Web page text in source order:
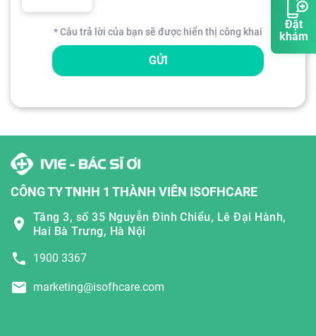
Đặt
khám
* Câu trả lời của bạn sẽ được hiển thị công khai
GỬI
CÔNG TY TNHH 1 THÀNH VIÊN ISOFHCARE
Tầng 3, số 35 Nguyễn Đình Chiểu, Lê Đại Hành,
Hai Bà Trưng, Hà Nội
1900 3367
marketing@isofhcare.com